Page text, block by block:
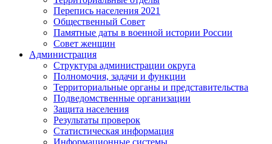
Перепись населения 2021
Общественный Совет
Памятные даты в военной истории России
Совет женщин
Администрация
Структура администрации округа
Полномочия, задачи и функции
Территориальные органы и представительства
Подведомственные организации
Защита населения
Результаты проверок
Статистическая информация
Информационные системы